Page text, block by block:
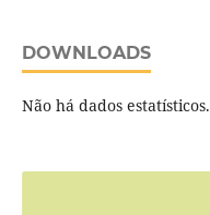
DOWNLOADS
Não há dados estatísticos.